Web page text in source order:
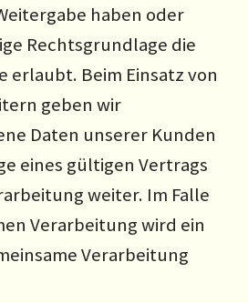
haben oder
Rechtsgrundlage die
erlaubt. Beim Einsatz von
geben wir
Daten unserer Kunden
eines gültigen Vertrags
weiter. Im Falle
Verarbeitung wird ein
Verarbeitung